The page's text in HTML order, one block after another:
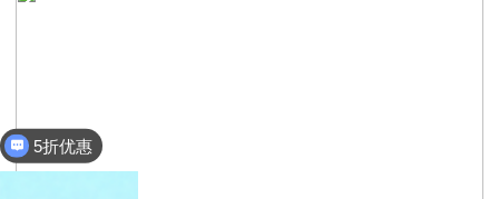
全平台立减200